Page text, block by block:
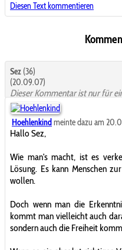
Diesen Text kommentieren
Sez (36)
(20.09.07)
Dieser Kommentar ist nur für
Hoehlenkind meinte dazu am
Hallo Sez,
Wie man's macht, ist es
Lösung. Es kann Menschen
wollen.
Doch wenn man die
kommt man vielleicht auch
sondern auch die Freiheit